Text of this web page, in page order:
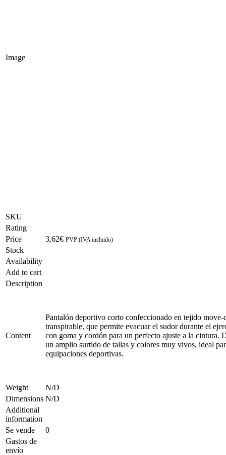
Image
SKU
Rating
Price
3,62€ PVP (IVA incluido)
Stock
Availability
Add to cart
Description
Content
Pantalón deportivo corto confeccionado en tejido
transpirable, que permite evacuar el sudor durante el
con goma y cordón para un perfecto ajuste a la cintura.
un amplio surtido de tallas y colores muy vivos, ideal
equipaciones deportivas.
Weight
N/D
Dimensions N/D
Additional
information
Se vende
0
Gastos de
envío